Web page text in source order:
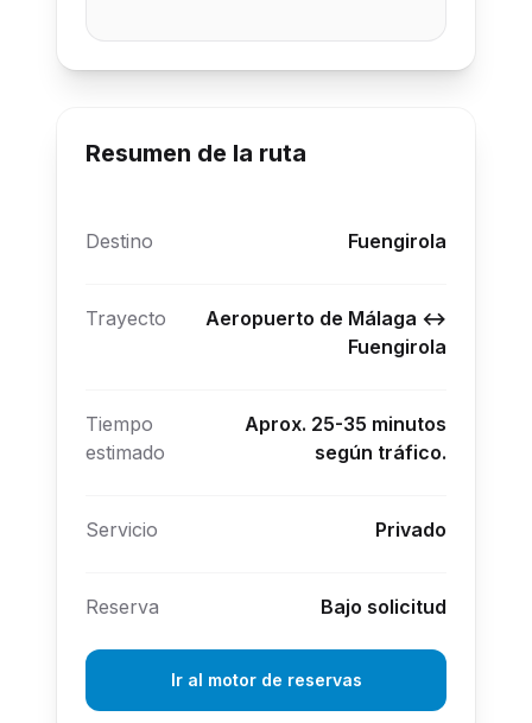
Resumen de la ruta
Destino Fuengirola
Trayecto
Aeropuerto de Málaga ↔
Fuengirola
Tiempo
estimado
Aprox. 25-35 minutos
según tráfico.
Servicio Privado
Reserva Bajo solicitud
Ir al motor de reservas